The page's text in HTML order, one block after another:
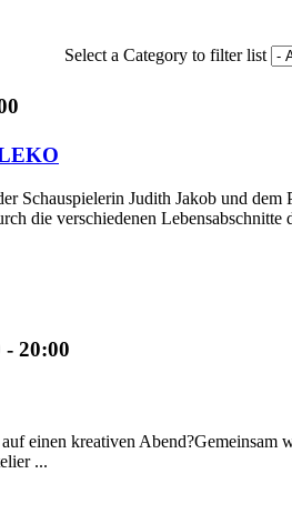
Select a Category to filter list
Schauspielerin Judith Jakob und
die verschiedenen Lebensabschnitte
- 20:00
einen kreativen
...